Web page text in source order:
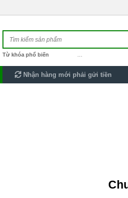
Từ khóa phổ biến
Nhận hàng mới phải gửi tiền